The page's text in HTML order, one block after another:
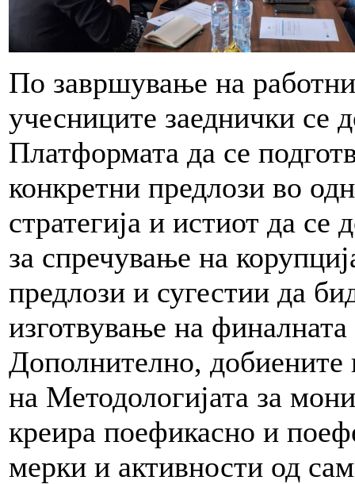
По завршување на
учесниците заеднички се
Платформата да се
конкретни предлози во
стратегија и истиот да
за спречување на
предлози и сугестии да
изготвување на
Дополнително, добиените
на Методологијата за
креира поефикасно и
мерки и активности од